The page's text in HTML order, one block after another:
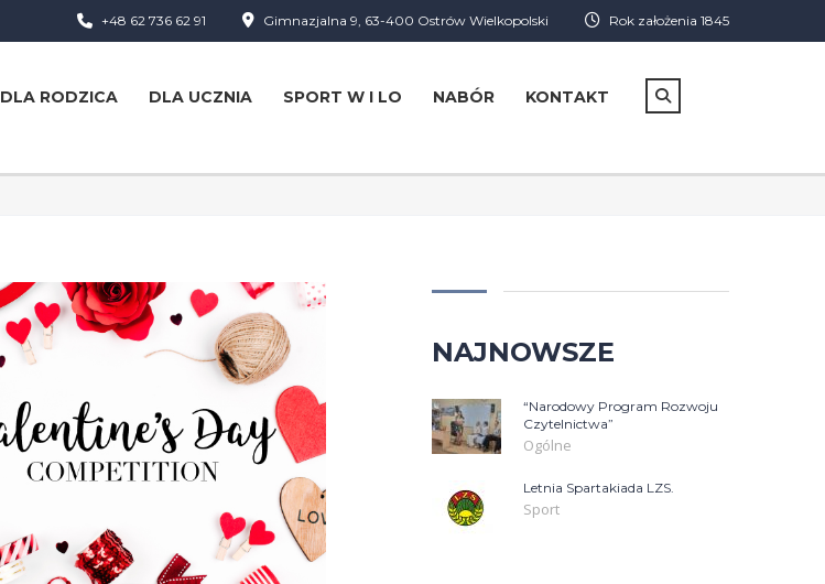
Rok założenia 1845
Gimnazjalna 9, 63-400 Ostrów Wielkopolski
+48 62 736 62 91
DLA RODZICA DLA UCZNIA SPORT W I LO NABÓR KONTAKT
NAJNOWSZE
“Narodowy Program Rozwoju
Czytelnictwa”
Ogólne
Letnia Spartakiada LZS.
Sport